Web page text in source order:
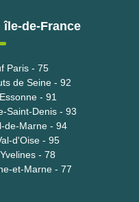
de-France
Paris - 75
de Seine - 92
- 91
Saint-Denis - 93
de-Marne - 94
d'Oise - 95
- 78
et-Marne - 77